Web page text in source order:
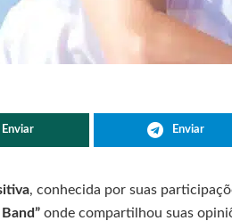
Enviar Enviar
, conhecida por suas
onde compartilhou suas